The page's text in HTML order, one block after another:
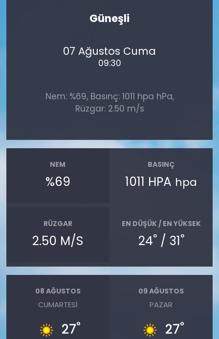
Güneşli
07 Ağustos Cuma
09:30
Nem: %69, Basınç: 1011 hpa hPa,
Rüzgar: 2.50 m/s
NEM
%69
BASINÇ
1011 HPA hpa
RÜZGAR
2.50 M/S
EN DÜŞÜK / EN YÜKSEK
24°/ 31°
08 AĞUSTOS
CUMARTESI
27°
09 AĞUSTOS
PAZAR
27°